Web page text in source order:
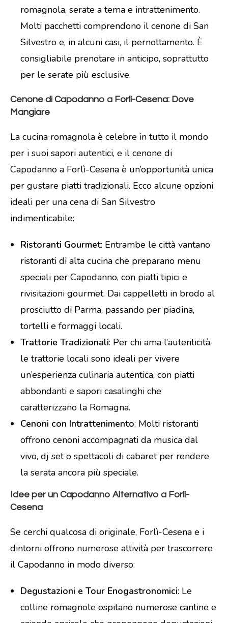
romagnola, serate a tema e intrattenimento.
Molti pacchetti comprendono il cenone di San
Silvestro e, in alcuni casi, il pernottamento. È
consigliabile prenotare in anticipo, soprattutto
per le serate più esclusive.
Cenone di Capodanno a Forlì-Cesena: Dove
Mangiare
La cucina romagnola è celebre in tutto il mondo
per i suoi sapori autentici, e il cenone di
Capodanno a Forlì-Cesena è un’opportunità unica
per gustare piatti tradizionali. Ecco alcune opzioni
ideali per una cena di San Silvestro
indimenticabile:
Ristoranti Gourmet: Entrambe le città vantano
ristoranti di alta cucina che preparano menu
speciali per Capodanno, con piatti tipici e
rivisitazioni gourmet. Dai cappelletti in brodo al
prosciutto di Parma, passando per piadina,
tortelli e formaggi locali.
Trattorie Tradizionali: Per chi ama l’autenticità,
le trattorie locali sono ideali per vivere
un’esperienza culinaria autentica, con piatti
abbondanti e sapori casalinghi che
caratterizzano la Romagna.
Cenoni con Intrattenimento: Molti ristoranti
offrono cenoni accompagnati da musica dal
vivo, dj set o spettacoli di cabaret per rendere
la serata ancora più speciale.
Idee per un Capodanno Alternativo a Forlì-
Cesena
Se cerchi qualcosa di originale, Forlì-Cesena e i
dintorni offrono numerose attività per trascorrere
il Capodanno in modo diverso:
Degustazioni e Tour Enogastronomici: Le
colline romagnole ospitano numerose cantine e